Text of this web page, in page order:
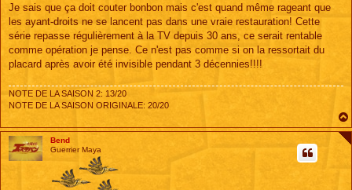
s
a
g
Je sais que ça doit couter bonbon mais c'est quand même rageant que
les ayant-droits ne se lancent pas dans une vraie restauration! Cette
série repasse régulièrement à la TV depuis 30 ans, ce serait rentable
comme opération je pense. Ce n'est pas comme si on la ressortait du
placard après avoir été invisible pendant 3 décennies!!!!
NOTE DE LA SAISON 2: 13/20
NOTE DE LA SAISON ORIGINALE: 20/20
Bend
Guerrier Maya